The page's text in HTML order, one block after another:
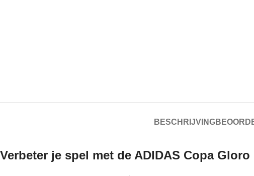
BESCHRIJVING
Verbeter je spel met de ADIDAS Copa